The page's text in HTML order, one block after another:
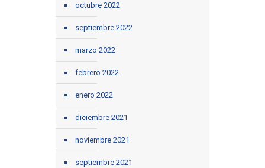
octubre 2022
septiembre 2022
marzo 2022
febrero 2022
enero 2022
diciembre 2021
noviembre 2021
septiembre 2021